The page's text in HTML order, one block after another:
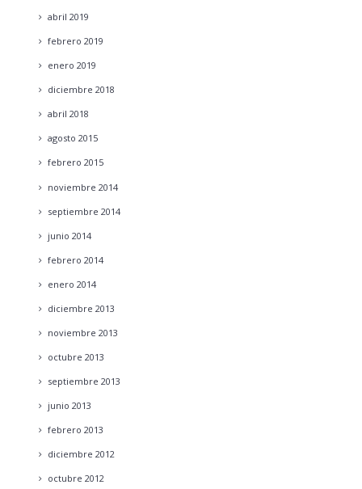
abril 2019
febrero 2019
enero 2019
diciembre 2018
abril 2018
agosto 2015
febrero 2015
noviembre 2014
septiembre 2014
junio 2014
febrero 2014
enero 2014
diciembre 2013
noviembre 2013
octubre 2013
septiembre 2013
junio 2013
febrero 2013
diciembre 2012
octubre 2012